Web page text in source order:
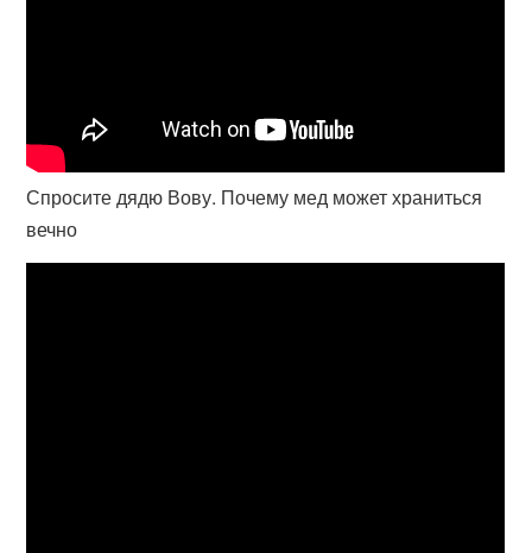
Спросите дядю Вову. Почему мед может храниться
вечно